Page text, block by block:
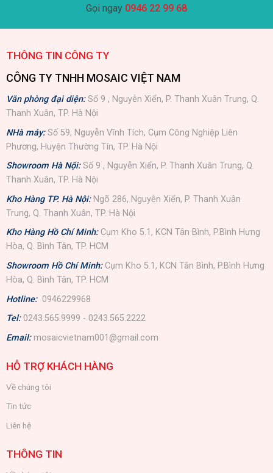
Gọi ngay 0946 22 99 68
THÔNG TIN CÔNG TY
CÔNG TY TNHH MOSAIC VIỆT NAM
Văn phòng đại diện:Số 9 , Nguyễn Xiển, P. Thanh Xuân Trung, Q.
Thanh Xuân, TP. Hà Nội
NHà máy: Số 59, Nguyễn Vĩnh Tích, Cụm Công Nghiệp Liên
Phương, Huyện Thường Tín, TP. Hà Nội
Showroom Hà Nội: Số 9 , Nguyễn Xiển, P. Thanh Xuân Trung, Q.
Thanh Xuân, TP. Hà Nội
Kho Hàng TP. Hà Nội: Ngõ 286, Nguyễn Xiển, P. Thanh Xuân
Trung, Q. Thanh Xuân, TP. Hà Nội
Kho Hàng Hồ Chí Minh: Cụm Kho 5.1, KCN Tân Bình, P.Bình Hưng
Hòa, Q. Bình Tân, TP. HCM
Showroom Hồ Chí Minh: Cụm Kho 5.1, KCN Tân Bình, P.Bình Hưng
Hòa, Q. Bình Tân, TP. HCM
Hotline: 0946229968
Tel: 0243.565.9999 - 0243.565.2222
Email: mosaicvietnam001@gmail.com
HỖ TRỢ KHÁCH HÀNG
Về chúng tôi
Tin tức
Liên hệ
THÔNG TIN